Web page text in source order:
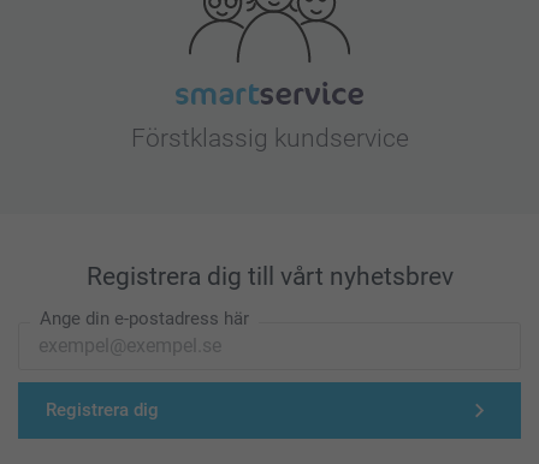
Förstklassig kundservice
Registrera dig till vårt nyhetsbrev
Ange din e-postadress här
Registrera dig